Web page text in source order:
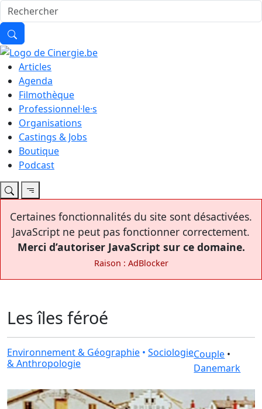
Articles
Agenda
Filmothèque
Professionnel·le·s
Organisations
Castings & Jobs
Boutique
Podcast
Certaines fonctionnalités du site sont désactivées.
JavaScript ne peut pas fonctionner correctement.
Merci d’autoriser JavaScript sur ce domaine.
Raison : AdBlocker
Les îles féroé
Environnement & Géographie • Sociologie
& Anthropologie
Couple •
Danemark